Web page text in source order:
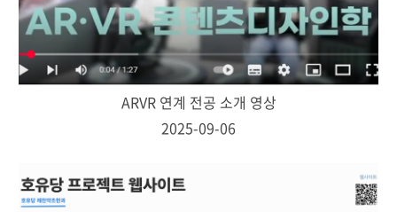
ARVR 연계 전공 소개 영상
2025-09-06